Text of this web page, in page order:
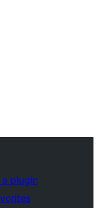
plugin